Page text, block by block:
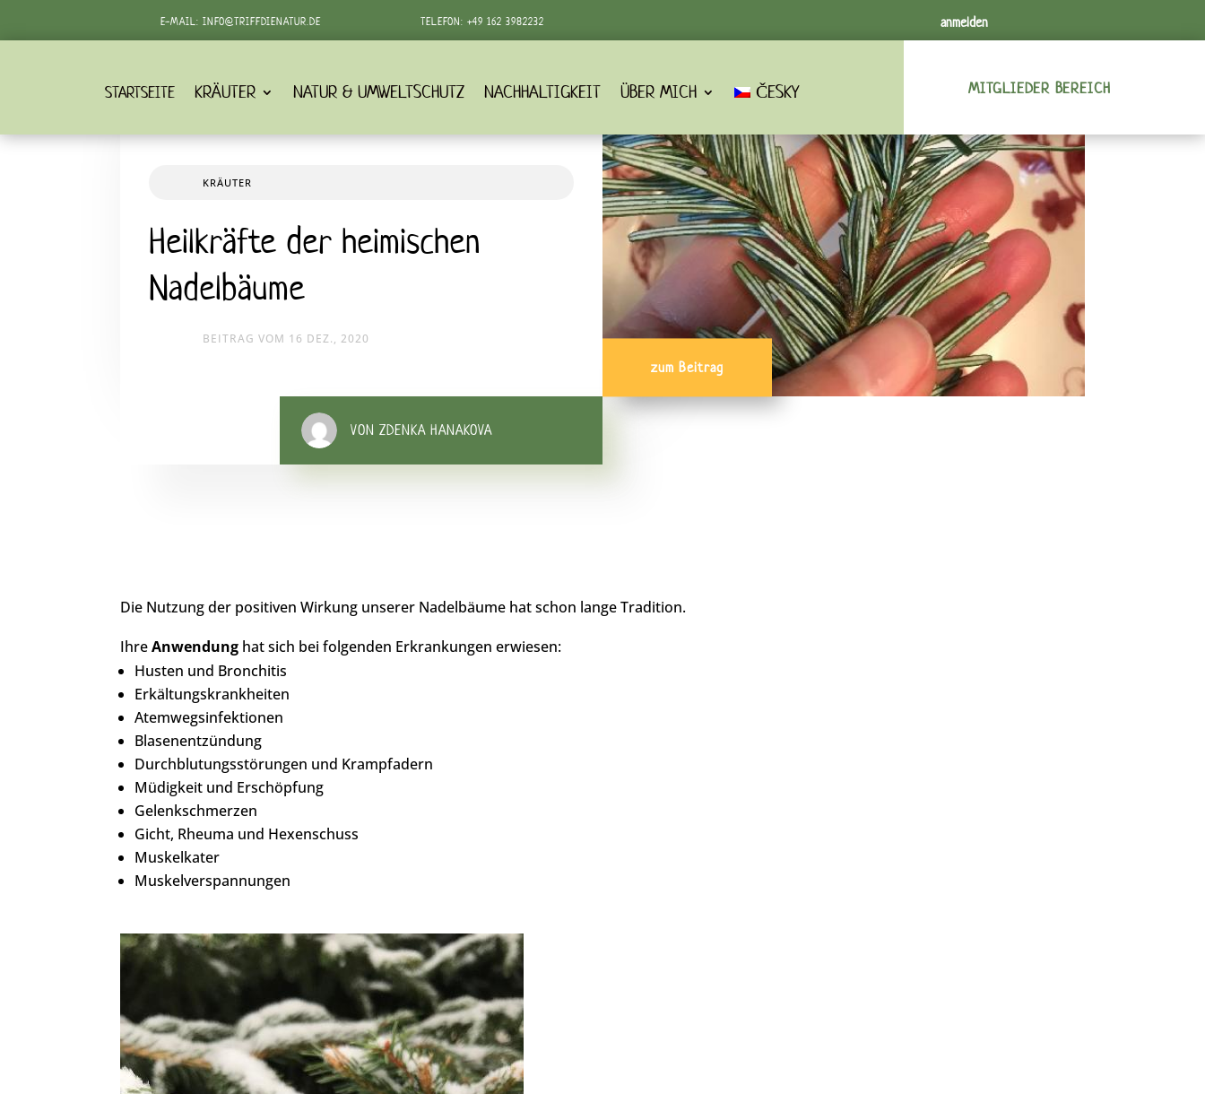
E-MAIL:INFO@TRIFFDIENATUR.DE TELEFON: +49 162 3982232‬ anmelden
STARTSEITE KRÄUTER NATUR & UMWELTSCHUTZ NACHHALTIGKEIT ÜBER MICH ČESKY MITGLIEDER BEREICH
KRÄUTER
Heilkräfte der heimischen
Nadelbäume
BEITRAG VOM 16 DEZ., 2020
VON ZDENKA HANAKOVA
zum Beitrag
Die Nutzung der positiven Wirkung unserer Nadelbäume hat schon lange Tradition.
IhreAnwendung hat sich bei folgenden Erkrankungen erwiesen:
Husten und Bronchitis
Erkältungskrankheiten
Atemwegsinfektionen
Blasenentzündung
Durchblutungsstörungen und Krampfadern
Müdigkeit und Erschöpfung
Gelenkschmerzen
Gicht, Rheuma und Hexenschuss
Muskelkater
Muskelverspannungen